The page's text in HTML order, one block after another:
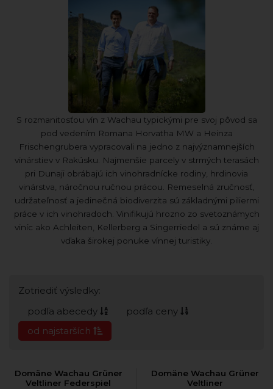
S rozmanitosťou vín z Wachau typickými pre svoj pôvod sa
pod vedením Romana Horvatha MW a Heinza
Frischengrubera vypracovali na jedno z najvýznamnejších
vinárstiev v Rakúsku. Najmenšie parcely v strmých terasách
pri Dunaji obrábajú ich vinohradnícke rodiny, hrdinovia
vinárstva, náročnou ručnou prácou. Remeselná zručnosť,
udržateľnosť a jedinečná biodiverzita sú základnými piliermi
práce v ich vinohradoch. Vinifikujú hrozno zo svetoznámych
viníc ako Achleiten, Kellerberg a Singerriedel a sú známe aj
vďaka širokej ponuke vínnej turistiky.
Zotriediť výsledky:
podľa abecedy
podľa ceny
od najstarších
Domäne Wachau Grüner
Veltliner Federspiel
Domäne Wachau Grüner
Veltliner